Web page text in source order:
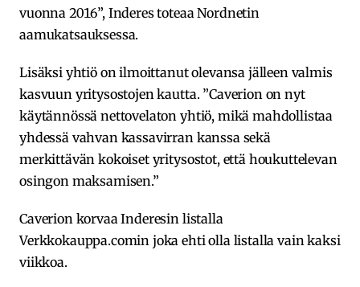
vuonna 2016”, Inderes toteaa Nordnetin
aamukatsauksessa.
Lisäksi yhtiö on ilmoittanut olevansa jälleen valmis
kasvuun yritysostojen kautta. ”Caverion on nyt
käytännössä nettovelaton yhtiö, mikä mahdollistaa
yhdessä vahvan kassavirran kanssa sekä
merkittävän kokoiset yritysostot, että houkuttelevan
osingon maksamisen.”
Caverion korvaa Inderesin listalla
Verkkokauppa.comin joka ehti olla listalla vain kaksi
viikkoa.